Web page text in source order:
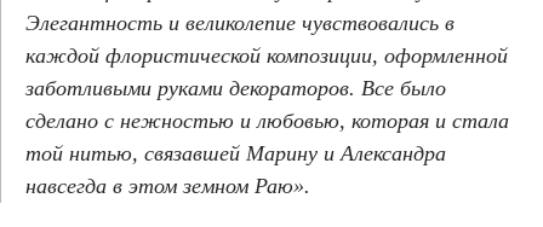
Элегантность и великолепие чувствовались в
каждой флористической композиции, оформленной
заботливыми руками декораторов. Все было
сделано с нежностью и любовью, которая и стала
той нитью, связавшей Марину и Александра
навсегда в этом земном Раю».